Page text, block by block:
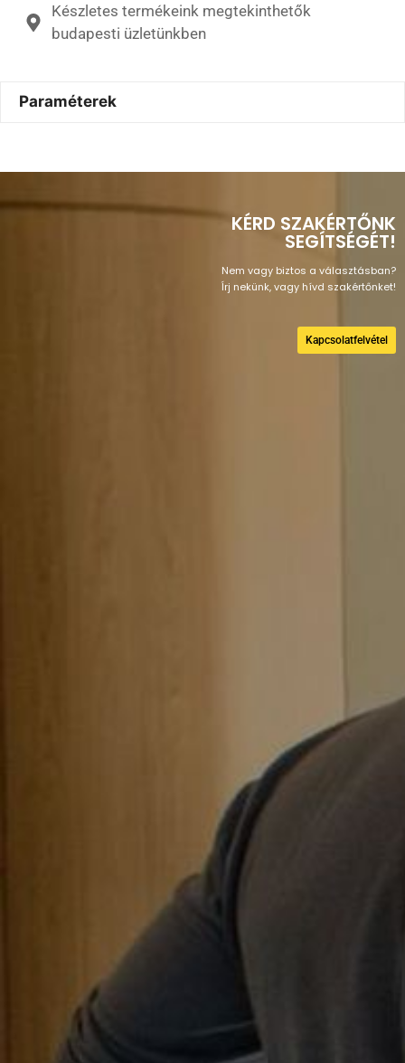
Készletes termékeink megtekinthetők
budapesti üzletünkben
Paraméterek
KÉRD SZAKÉRTŐNK
SEGÍTSÉGÉT!
Nem vagy biztos a választásban?
Írj nekünk, vagy hívd szakértőnket!
Kapcsolatfelvétel